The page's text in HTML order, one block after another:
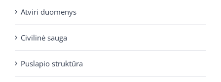
Atviri duomenys
Civilinė sauga
Puslapio struktūra